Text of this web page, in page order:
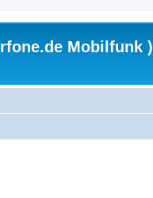
Mobilfunk )